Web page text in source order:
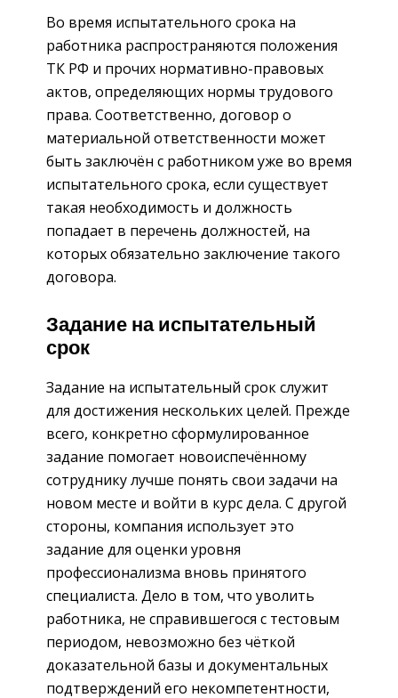
Во время испытательного срока на
работника распространяются положения
ТК РФ и прочих нормативно-правовых
актов, определяющих нормы трудового
права. Соответственно, договор о
материальной ответственности может
быть заключён с работником уже во время
испытательного срока, если существует
такая необходимость и должность
попадает в перечень должностей, на
которых обязательно заключение такого
договора.
Задание на испытательный
срок
Задание на испытательный срок служит
для достижения нескольких целей. Прежде
всего, конкретно сформулированное
задание помогает новоиспечённому
сотруднику лучше понять свои задачи на
новом месте и войти в курс дела. С другой
стороны, компания использует это
задание для оценки уровня
профессионализма вновь принятого
специалиста. Дело в том, что уволить
работника, не справившегося с тестовым
периодом, невозможно без чёткой
доказательной базы и документальных
подтверждений его некомпетентности,